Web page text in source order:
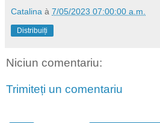
Catalina à 7/05/2023 07:00:00 a.m.
Distribuiți
Niciun comentariu:
Trimiteți un comentariu